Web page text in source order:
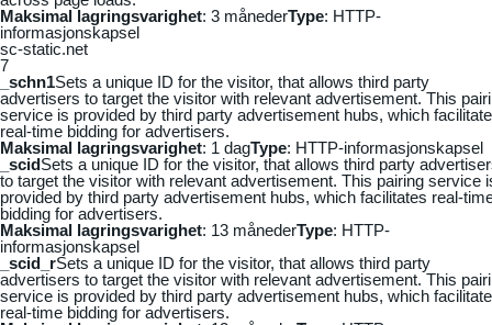
Maksimal lagringsvarighet: 3 månederType: HTTP-
informasjonskapsel
sc-static.net
7
_schn1Sets a unique ID for the visitor, that allows third party
advertisers to target the visitor with relevant advertisement. This
service is provided by third party advertisement hubs, which
real-time bidding for advertisers.
Maksimal lagringsvarighet: 1 dagType: HTTP-informasjonskapsel
_scidSets a unique ID for the visitor, that allows third party
to target the visitor with relevant advertisement. This pairing service
provided by third party advertisement hubs, which facilitates real-
bidding for advertisers.
Maksimal lagringsvarighet: 13 månederType: HTTP-
informasjonskapsel
_scid_rSets a unique ID for the visitor, that allows third party
advertisers to target the visitor with relevant advertisement. This
service is provided by third party advertisement hubs, which
real-time bidding for advertisers.